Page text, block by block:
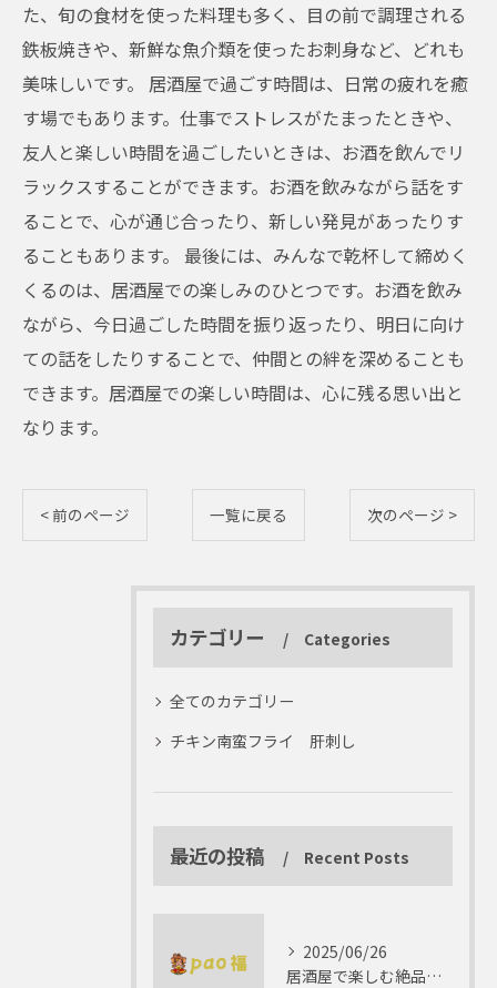
た、旬の食材を使った料理も多く、目の前で調理される
鉄板焼きや、新鮮な魚介類を使ったお刺身など、どれも
美味しいです。 居酒屋で過ごす時間は、日常の疲れを癒
す場でもあります。仕事でストレスがたまったときや、
友人と楽しい時間を過ごしたいときは、お酒を飲んでリ
ラックスすることができます。お酒を飲みながら話をす
ることで、心が通じ合ったり、新しい発見があったりす
ることもあります。 最後には、みんなで乾杯して締めく
くるのは、居酒屋での楽しみのひとつです。お酒を飲み
ながら、今日過ごした時間を振り返ったり、明日に向け
ての話をしたりすることで、仲間との絆を深めることも
できます。居酒屋での楽しい時間は、心に残る思い出と
なります。
< 前のページ 一覧に戻る 次のページ >
カテゴリー Categories
全てのカテゴリー
チキン南蛮フライ 肝刺し
最近の投稿 Recent Posts
2025/06/26
居酒屋で楽しむ絶品テリーヌの世界